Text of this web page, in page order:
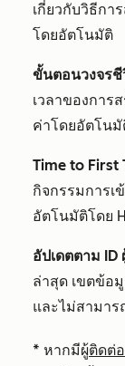
เกี่ยวกับวิธีกา
โดยอัตโนมัติ
ขั้นตอนวงจร
เวลาของการ
ค่าโดยอัตโนมั
Time to First
กิจกรรมการเ
อัตโนมัติโดย
อัปเดตตาม ID
ล่าสุด เขตข้อ
และไม่สามาร
* หากมีผู้ติดต่